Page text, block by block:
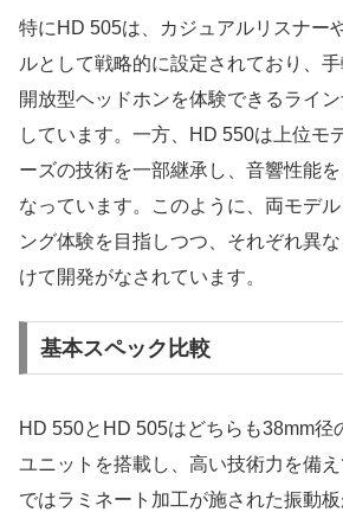
特にHD 505は、カジュアルリスナー
ルとして戦略的に設定されており、
開放型ヘッドホンを体験できるライ
しています。一方、HD 550は上位モ
ーズの技術を一部継承し、音響性能
なっています。このように、両モデ
ング体験を目指しつつ、それぞれ異
けて開発がなされています。
基本スペック比較
HD 550とHD 505はどちらも38mm径
ユニットを搭載し、高い技術力を備
ではラミネート加工が施された振動